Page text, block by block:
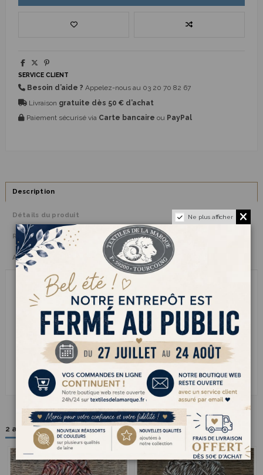
SERVICE CLIENT
Besoin d’aide ? Appelez-nous au 03 20 70 82 67
Livraison gratuite dès 50 € d’achat
Paiement sécurisé via Carte bancaire ou PayPal
Description
Détails du produit
Reviews(0)
Avis clients
RECYCLED COTTON c'est le fil à tricoter éco-chic qui
allie créativité et conscience.
Issu de coton recyclé, il offre un toucher naturel et une
belle tenue tout en réduisant limpact environnemental.
Agréable à tricoter et facile à vivre, il est idéal pour les
projets déco, les accessoires dété ou les vêtements
légers. Son aspect légèrement brut lui donne un
charme authentique et moderne. Un fil parfait pour
tricoter durablement sans renoncer au plaisir du fait
main.
2 autres produits dans la même catégorie :
Ne plus afficher